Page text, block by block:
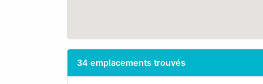
34 emplacements trouvés